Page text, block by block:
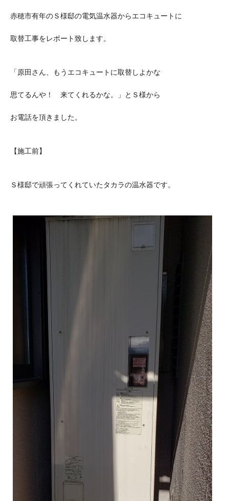
赤穂市有年のＳ様邸の電気温水器からエコキュートに
取替工事をレポート致します。
「原田さん、もうエコキュートに取替しよかな
思てるんや！ 来てくれるかな。」とＳ様から
お電話を頂きました。
【施工前】
Ｓ様邸で頑張ってくれていたタカラの温水器です。